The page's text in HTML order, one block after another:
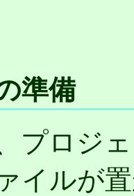
準備
プロジ
イルが